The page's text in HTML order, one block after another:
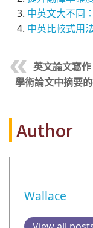
中英文大不同
中英比較式用
英文論文寫
學術論文中摘要
Author
Wallace